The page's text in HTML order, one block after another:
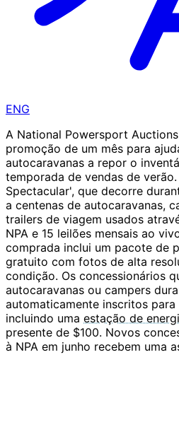
ENG
A National Powersport
promoção de um mês para
autocaravanas a repor o
temporada de vendas de verão.
Spectacular', que decorre
a centenas de autocaravanas,
trailers de viagem usados
NPA e 15 leilões mensais ao
comprada inclui um pacote de
gratuito com fotos de alta
condição. Os concessionários
autocaravanas ou campers
automaticamente inscritos para
incluindo uma estação de
presente de $100. Novos
à NPA em junho recebem uma